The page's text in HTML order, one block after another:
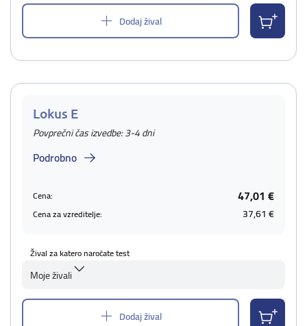
Dodaj žival
Lokus E
Povprečni čas izvedbe: 3-4 dni
Podrobno
Cena: 47,01 €
Cena za vzreditelje: 37,61 €
Žival za katero naročate test
Moje živali
Dodaj žival